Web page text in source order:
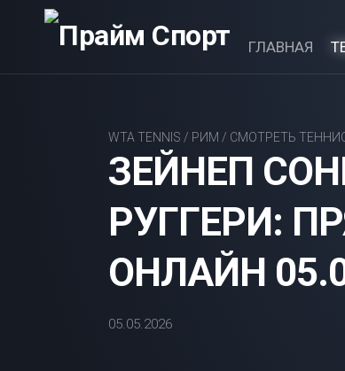
Перейти
содержанию
ГЛАВНАЯ
WTA TENNIS / РИМ / СМОТРЕТЬ
ЗЕЙНЕП
РУГГЕРИ:
ОНЛАЙН
05.05.2026